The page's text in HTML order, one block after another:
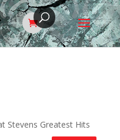
Stevens Greatest Hits